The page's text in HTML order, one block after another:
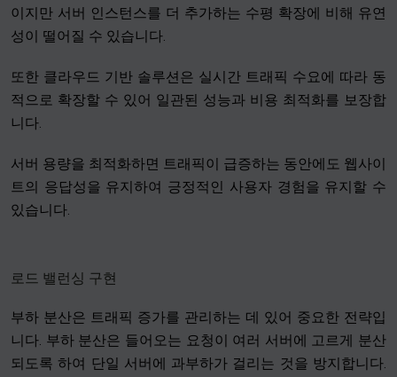
이지만 서버 인스턴스를 더 추가하는 수평 확장에 비해 유연
성이 떨어질 수 있습니다.
또한 클라우드 기반 솔루션은 실시간 트래픽 수요에 따라 동
적으로 확장할 수 있어 일관된 성능과 비용 최적화를 보장합
니다.
서버 용량을 최적화하면 트래픽이 급증하는 동안에도 웹사이
트의 응답성을 유지하여 긍정적인 사용자 경험을 유지할 수
있습니다.
로드 밸런싱 구현
부하 분산은 트래픽 증가를 관리하는 데 있어 중요한 전략입
니다. 부하 분산은 들어오는 요청이 여러 서버에 고르게 분산
되도록 하여 단일 서버에 과부하가 걸리는 것을 방지합니다.